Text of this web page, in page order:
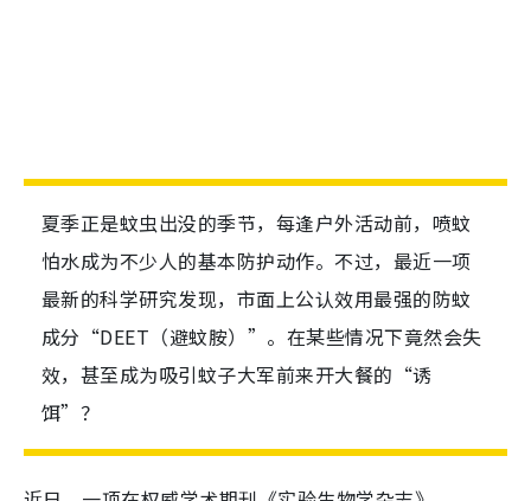
夏季正是蚊虫出没的季节，每逢户外活动前，喷蚊
怕水成为不少人的基本防护动作。不过，最近一项
最新的科学研究发现，市面上公认效用最强的防蚊
成分“DEET（避蚊胺）”。在某些情况下竟然会失
效，甚至成为吸引蚊子大军前来开大餐的“诱
饵”？